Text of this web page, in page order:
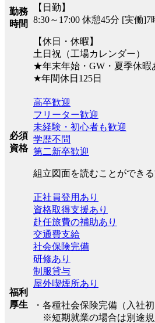
勤務
時間
【日勤】
8:30～17:00 休憩45分 [実働]7
【休日・休暇】
土日祝（工場カレンダー）
★年末年始・GW・夏季休暇
★年間休日125日
必須
資格
高卒歓迎
フリーター歓迎
未経験・初心者も歓迎
学歴不問
第二新卒歓迎
組立図面を読むことができ
福利
厚生
正社員登用あり
資格取得支援あり
赴任旅費の補助あり
交通費支給
社会保険完備
研修あり
制服貸与
屋外喫煙所あり
・各種社会保険完備（入社
※短期就業の場合は別途規